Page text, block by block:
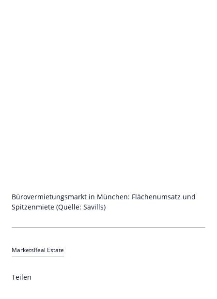
Bürovermietungsmarkt in München: Flächenumsatz und
Spitzenmiete (Quelle: Savills)
MarketsReal Estate
Teilen